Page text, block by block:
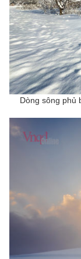
Dòng sông phủ